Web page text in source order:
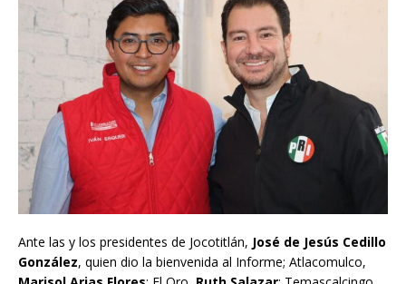
Ante las y los presidentes de Jocotitlán, José de Jesús Cedillo
González, quien dio la bienvenida al Informe; Atlacomulco,